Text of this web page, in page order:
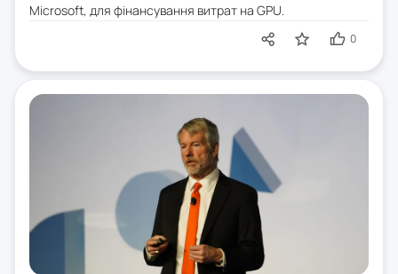
Microsoft, для фінансування витрат на GPU.
0